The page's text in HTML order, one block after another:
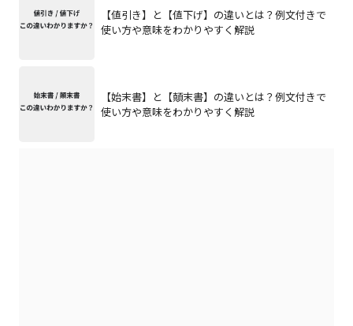
【値引き】と【値下げ】の違いとは？例文付きで
使い方や意味をわかりやすく解説
【始末書】と【顛末書】の違いとは？例文付きで
使い方や意味をわかりやすく解説